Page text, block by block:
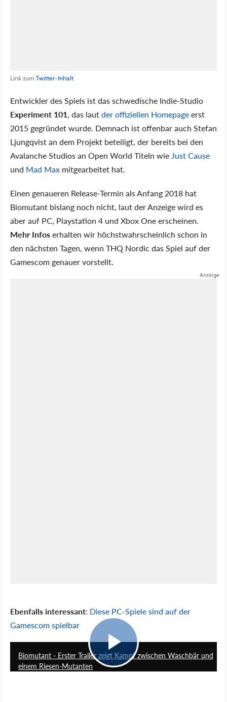
Link zum Twitter-Inhalt
Entwickler des Spiels ist das schwedische Indie-Studio
Experiment 101, das lautder offiziellen Homepageerst
2015 gegründet wurde. Demnach ist offenbar auch Stefan
Ljungqvist an dem Projekt beteiligt, der bereits bei den
Avalanche Studios an Open World Titeln wie Just Cause
und Mad Max mitgearbeitet hat.
Einen genaueren Release-Termin als Anfang 2018 hat
Biomutant bislang noch nicht, laut der Anzeige wird es
aber auf PC, Playstation 4 und Xbox One erscheinen.
Mehr Infoserhalten wir höchstwahrscheinlich schon in
den nächsten Tagen, wenn THQ Nordic das Spiel auf der
Gamescom genauer vorstellt.
Ebenfalls interessant: Diese PC-Spiele sind auf der
Gamescom spielbar
Biomutant - Erster Trailer zeigt Kampf zwischen Waschbär und
einem Riesen-Mutanten